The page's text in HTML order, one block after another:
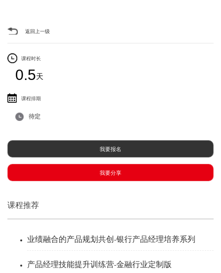
返回上一级
课程时长
0.5天
课程排期
待定
我要报名
我要分享
课程推荐
业绩融合的产品规划共创-银行产品经理培养系列
产品经理技能提升训练营-金融行业定制版